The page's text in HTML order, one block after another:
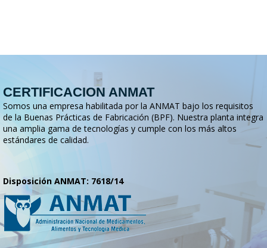
CERTIFICACION ANMAT
Somos una empresa habilitada por la ANMAT bajo los requisitos
de la Buenas Prácticas de Fabricación (BPF). Nuestra planta integra
una amplia gama de tecnologías y cumple con los más altos
estándares de calidad.
Disposición ANMAT: 7618/14